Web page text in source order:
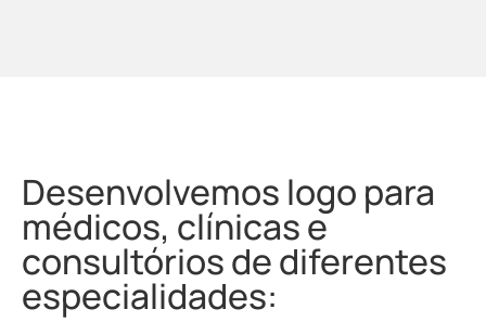
Desenvolvemos logo para
médicos, clínicas e
consultórios de diferentes
especialidades: